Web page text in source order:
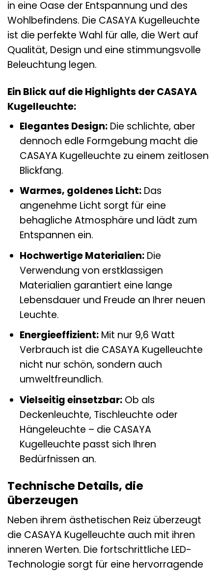
in eine Oase der Entspannung und des
Wohlbefindens. Die CASAYA Kugelleuchte
ist die perfekte Wahl für alle, die Wert auf
Qualität, Design und eine stimmungsvolle
Beleuchtung legen.
Ein Blick auf die Highlights der CASAYA
Kugelleuchte:
Elegantes Design:Die schlichte, aber
dennoch edle Formgebung macht die
CASAYA Kugelleuchte zu einem zeitlosen
Blickfang.
Warmes, goldenes Licht:Das
angenehme Licht sorgt für eine
behagliche Atmosphäre und lädt zum
Entspannen ein.
Hochwertige Materialien:Die
Verwendung von erstklassigen
Materialien garantiert eine lange
Lebensdauer und Freude an Ihrer neuen
Leuchte.
Energieeffizient:Mit nur 9,6 Watt
Verbrauch ist die CASAYA Kugelleuchte
nicht nur schön, sondern auch
umweltfreundlich.
Vielseitig einsetzbar:Ob als
Deckenleuchte, Tischleuchte oder
Hängeleuchte – die CASAYA
Kugelleuchte passt sich Ihren
Bedürfnissen an.
Technische Details, die
überzeugen
Neben ihrem ästhetischen Reiz überzeugt
die CASAYA Kugelleuchte auch mit ihren
inneren Werten. Die fortschrittliche LED-
Technologie sorgt für eine hervorragende